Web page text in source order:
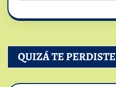
QUIZÁ TE PERDISTE